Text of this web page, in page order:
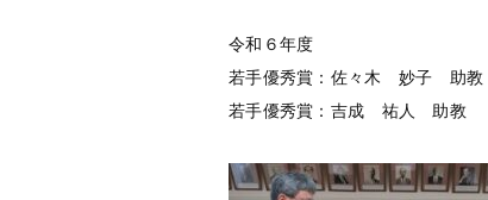
令和６年度
若手優秀賞：佐々木 妙子 助教
若手優秀賞：吉成 祐人 助教